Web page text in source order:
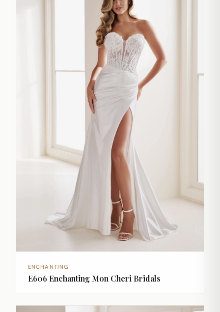
ENCHANTING
E606 Enchanting Mon Cheri Bridals